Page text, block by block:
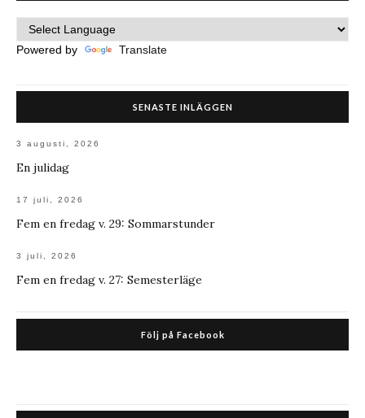
Powered by Translate
SENASTE INLÄGGEN
3 augusti, 2026
En julidag
17 juli, 2026
Fem en fredag v. 29: Sommarstunder
3 juli, 2026
Fem en fredag v. 27: Semesterläge
Följ på Facebook